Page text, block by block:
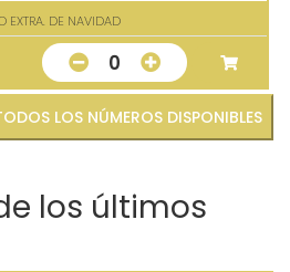
EXTRA. DE NAVIDAD
0
VER TODOS LOS NÚMEROS DISPONIBLES
los últimos